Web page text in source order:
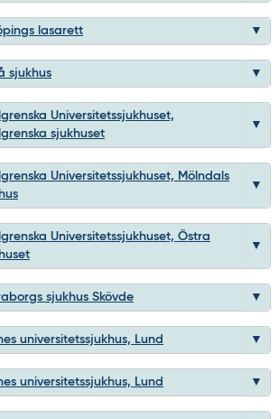
lasarett
sjukhus
Universitetssjukhuset,
sjukhuset
Universitetssjukhuset, Mölndals
Universitetssjukhuset, Östra
sjukhus Skövde
universitetssjukhus, Lund
universitetssjukhus, Lund